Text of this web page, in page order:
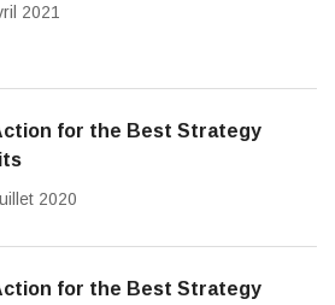
2021
for the Best Strategy
2020
for the Best Strategy